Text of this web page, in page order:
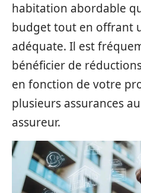
habitation abordable
budget tout en offrant
adéquate. Il est
bénéficier de
en fonction de votre
plusieurs assurances
assureur.